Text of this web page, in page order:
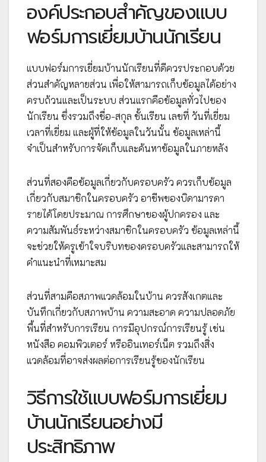
องค์ประกอบสำคัญของแบบ
ฟอร์มการเยี่ยมบ้านนักเรียน
แบบฟอร์มการเยี่ยมบ้านนักเรียนที่ดีควรประกอบด้วย
ส่วนสำคัญหลายส่วน เพื่อให้สามารถเก็บข้อมูลได้อย่าง
ครบถ้วนและเป็นระบบ ส่วนแรกคือข้อมูลทั่วไปของ
นักเรียน ซึ่งรวมถึงชื่อ-สกุล ชั้นเรียน เลขที่ วันที่เยี่ยม
เวลาที่เยี่ยม และผู้ที่ให้ข้อมูลในวันนั้น ข้อมูลเหล่านี้
จำเป็นสำหรับการจัดเก็บและค้นหาข้อมูลในภายหลัง
ส่วนที่สองคือข้อมูลเกี่ยวกับครอบครัว ควรเก็บข้อมูล
เกี่ยวกับสมาชิกในครอบครัว อาชีพของบิดามารดา
รายได้โดยประมาณ การศึกษาของผู้ปกครอง และ
ความสัมพันธ์ระหว่างสมาชิกในครอบครัว ข้อมูลเหล่านี้
จะช่วยให้ครูเข้าใจบริบทของครอบครัวและสามารถให้
คำแนะนำที่เหมาะสม
ส่วนที่สามคือสภาพแวดล้อมในบ้าน ควรสังเกตและ
บันทึกเกี่ยวกับสภาพบ้าน ความสะอาด ความปลอดภัย
พื้นที่สำหรับการเรียน การมีอุปกรณ์การเรียนรู้ เช่น
หนังสือ คอมพิวเตอร์ หรืออินเทอร์เน็ต รวมถึงสิ่ง
แวดล้อมที่อาจส่งผลต่อการเรียนรู้ของนักเรียน
วิธีการใช้แบบฟอร์มการเยี่ยม
บ้านนักเรียนอย่างมี
ประสิทธิภาพ